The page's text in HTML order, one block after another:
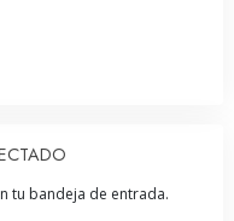
tu bandeja de entrada.